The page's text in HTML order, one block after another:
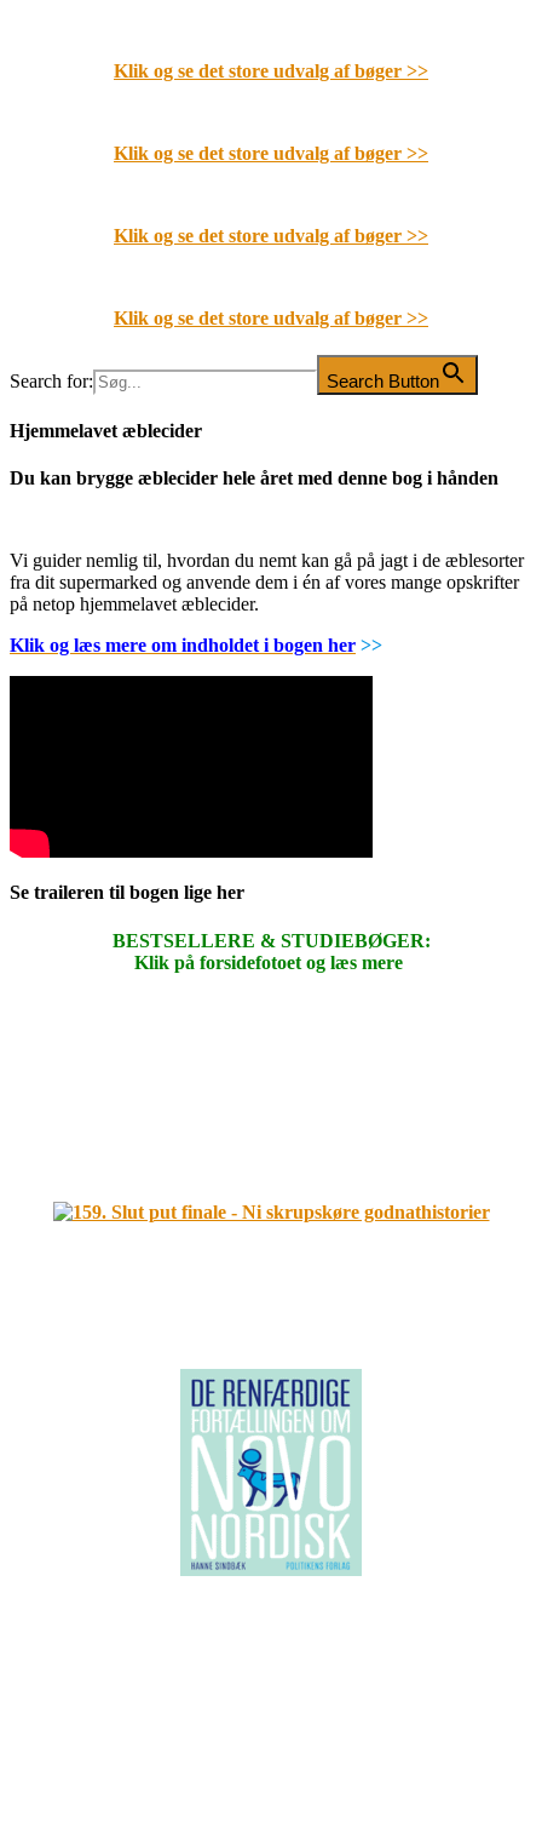
Klik og se det store udvalg af bøger >>
Klik og se det store udvalg af bøger >>
Klik og se det store udvalg af bøger >>
Klik og se det store udvalg af bøger >>
Search for: Search Button
Hjemmelavet æblecider
Du kan brygge æblecider hele året med denne bog i hånden
Vi guider nemlig til, hvordan du nemt kan gå på jagt i de æblesorter
fra dit supermarked og anvende dem i én af vores mange opskrifter
på netop hjemmelavet æblecider.
Klik og læs mere om indholdet i bogen her >>
Se traileren til bogen lige her
BESTSELLERE & STUDIEBØGER:
Klik på forsidefotoet og læs mere